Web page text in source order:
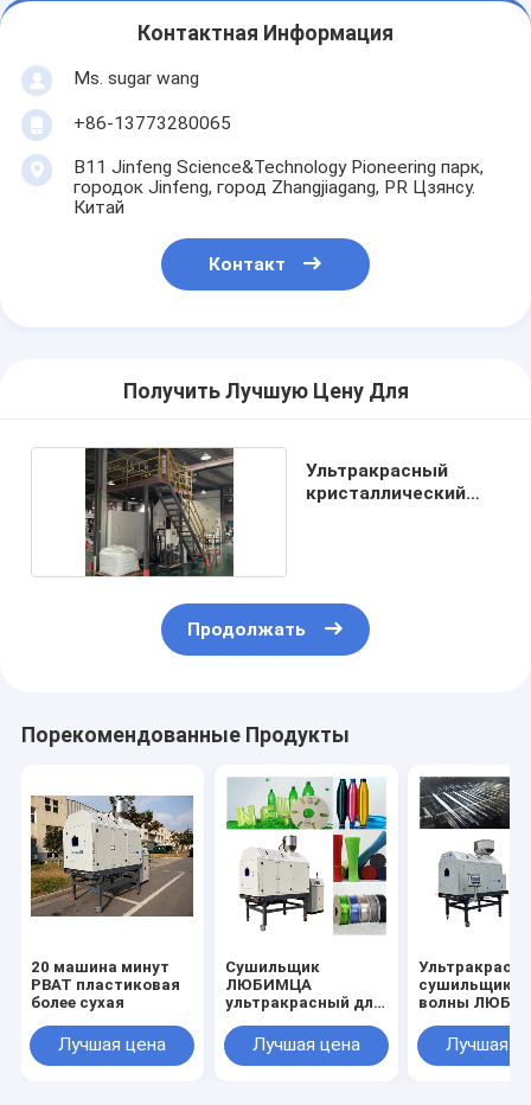
Контактная Информация
Ms. sugar wang
+86-13773280065
B11 Jinfeng Science&Technology Pioneering парк,
городок Jinfeng, город Zhangjiagang, PR Цзянсу.
Китай
Контакт
Получить Лучшую Цену Для
Ультракрасный
кристаллический
Продолжать
Порекомендованные Продукты
20 машина минут
PBAT пластиковая
более сухая
Лучшая цена
Сушильщик
ЛЮБИМЦА
ультракрасный для
моноволокна
любимца делая
Лучшая цена
сушильщик
волны
гофрировал
штранг-
Лучшая